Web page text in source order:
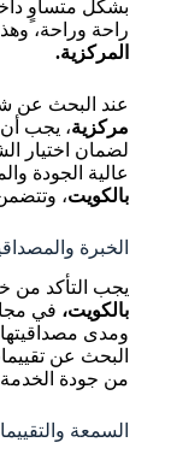
بشكل متساوٍ
راحة وراحة،
المركزية.
عند البحث عن
مركزية، يجب أن
لضمان اختيار
عالية الجودة
بالكويت،
الخبرة
يجب التأكد من
بالكويت، في
ومدى
البحث عن
من جودة
السمعة